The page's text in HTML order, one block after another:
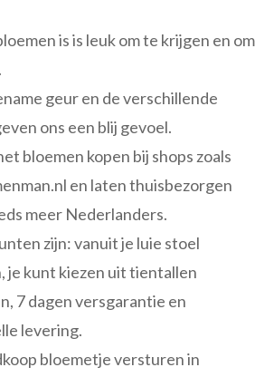
is is leuk om te krijgen en om
geur en de verschillende
ons een blij gevoel.
bloemen kopen bij shops zoals
en laten thuisbezorgen
meer Nederlanders.
zijn: vanuit je luie stoel
je kunt kiezen uit tientallen
7 dagen versgarantie en
levering.
bloemetje versturen in